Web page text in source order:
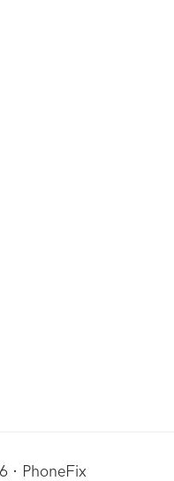
· PhoneFix